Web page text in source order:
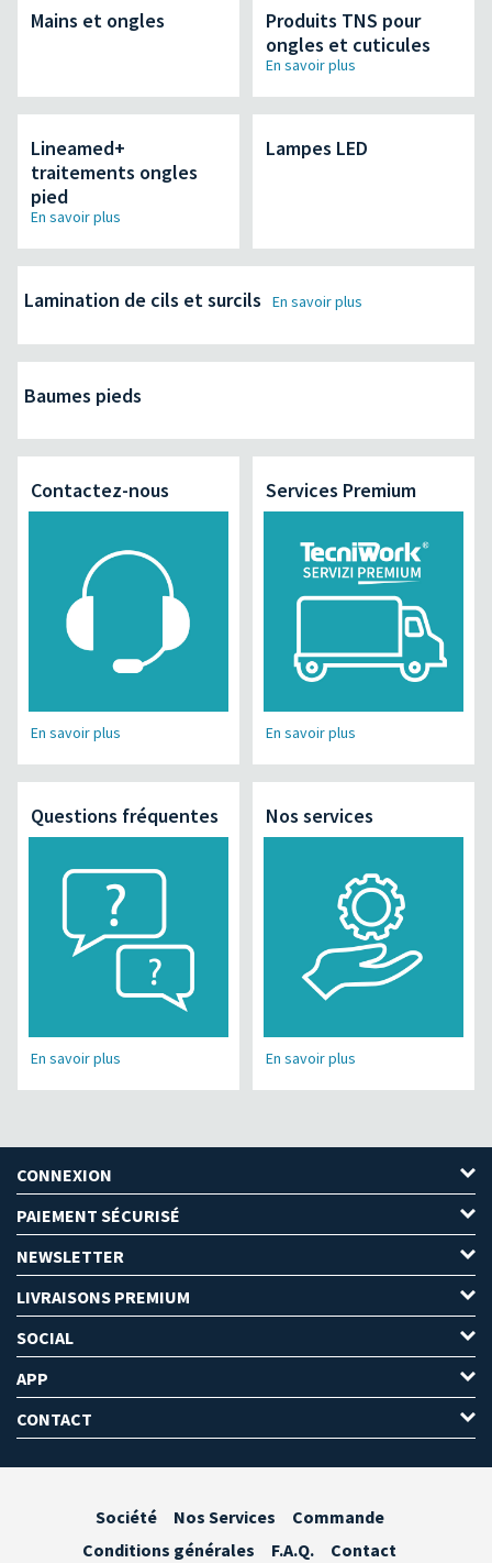
Mains et ongles
Produits TNS pour
ongles et cuticules
En savoir plus
Lineamed+
traitements ongles
pied
En savoir plus
Lampes LED
Lamination de cils et surcils En savoir plus
Baumes pieds
Contactez-nous
En savoir plus
Services Premium
En savoir plus
Questions fréquentes
En savoir plus
Nos services
En savoir plus
CONNEXION
PAIEMENT SÉCURISÉ
NEWSLETTER
LIVRAISONS PREMIUM
SOCIAL
APP
CONTACT
Société Nos Services
Commande
Conditions générales
F.A.Q. Contact